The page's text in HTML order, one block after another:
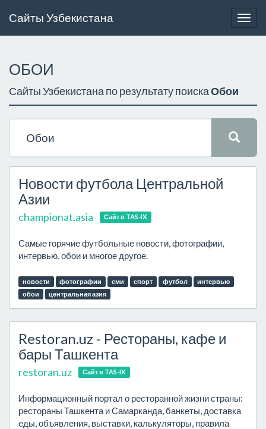
Сайты Узбекистана
ОБОИ
Сайты Узбекистана по результату поискаОбои
Новости футбола Центральной
Азии
championat.asia Сайт в TAS-IX
Самые горячие футбольные новости, фотографии,
интервью, обои и многое другое.
новости фотографии сми спорт футбол
интервью
обои
центральная азия
Restoran.uz - Рестораны, кафе и
бары Ташкента
restoran.uz Сайт в TAS-IX
Информационный портал о ресторанной жизни страны:
рестораны Ташкента и Самарканда, банкеты, доставка
еды, объявления, выставки, калькуляторы, правила